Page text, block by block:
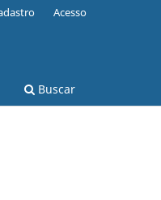
Buscar
Acesso